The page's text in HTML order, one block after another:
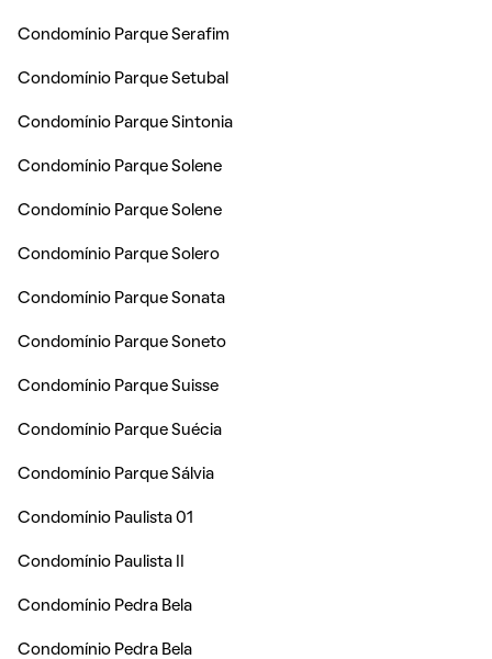
Condomínio Parque Serafim
Condomínio Parque Setubal
Condomínio Parque Sintonia
Condomínio Parque Solene
Condomínio Parque Solene
Condomínio Parque Solero
Condomínio Parque Sonata
Condomínio Parque Soneto
Condomínio Parque Suisse
Condomínio Parque Suécia
Condomínio Parque Sálvia
Condomínio Paulista 01
Condomínio Paulista II
Condomínio Pedra Bela
Condomínio Pedra Bela